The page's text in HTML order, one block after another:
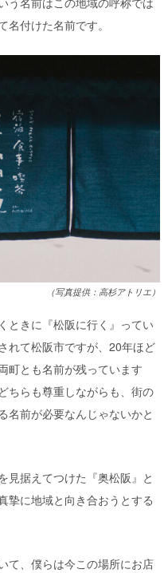
付けた名前です。
（写真提供：高杉アトリエ）
ときに『松阪に行く』ってい
れて松阪市ですが、20年ほど
町とも名前が残っています
ちらも尊重しながらも、街の
名前が必要なんじゃないかと
見据えてつけた『奥松阪』と
摯に地域と向き合おうとする
て、僕らは今この場所にお店